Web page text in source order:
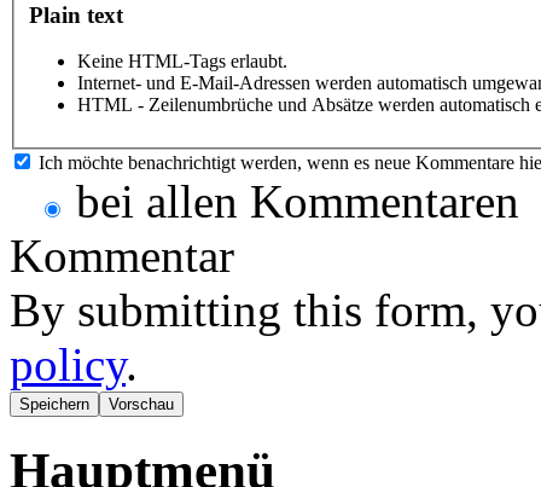
Plain text
Keine HTML-Tags erlaubt.
Internet- und E-Mail-Adressen werden automatisch
HTML - Zeilenumbrüche und Absätze werden automatisch
Ich möchte benachrichtigt werden, wenn es neue Kommentare
bei allen Kommentaren
Kommentar
By submitting this form,
policy.
Hauptmenü